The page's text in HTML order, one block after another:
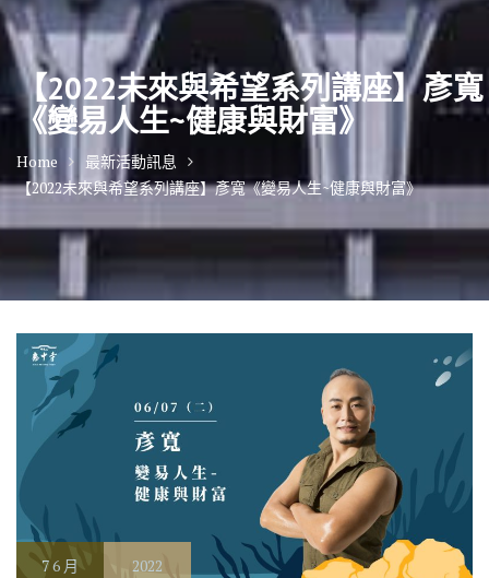
【2022未來與希望系列講座】彥寬
《變易人生~健康與財富》
Home
最新活動訊息
【2022未來與希望系列講座】彥寬《變易人生~健康與財富》
76 月 2022